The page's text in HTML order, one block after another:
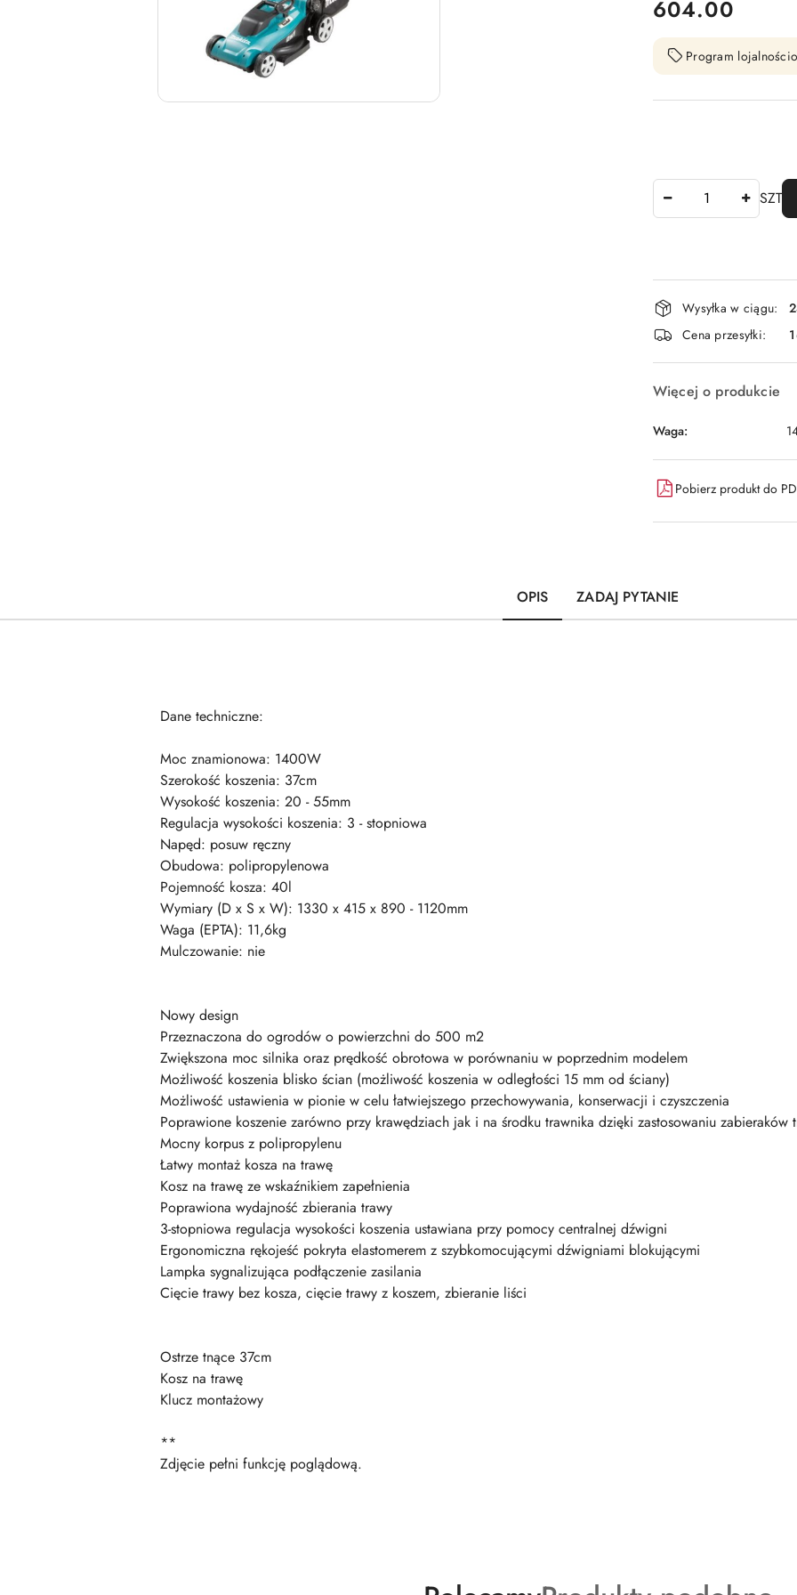
cena:
604.00
Program
SZT
Dostępność
i
dostawa
Wysyłka w ciągu:
Cena przesyłki:
Więcej o produkcie
Waga:
Pobierz produkt do
OPIS ZADAJ PYTANIE
Dane techniczne:
Moc znamionowa: 1400W
Szerokość koszenia: 37cm
Wysokość koszenia: 20 - 55mm
Regulacja wysokości koszenia: 3 - stopniowa
Napęd: posuw ręczny
Obudowa: polipropylenowa
Pojemność kosza: 40l
Wymiary (D x S x W): 1330 x 415 x 890 - 1120mm
Waga (EPTA): 11,6kg
Mulczowanie: nie
Nowy design
Przeznaczona do ogrodów o powierzchni do 500 m2
Zwiększona moc silnika oraz prędkość obrotowa w porównaniu w poprzednim modelem
Możliwość koszenia blisko ścian (możliwość koszenia w odległości 15 mm od ściany)
Możliwość ustawienia w pionie w celu łatwiejszego przechowywania, konserwacji i czyszczenia
Poprawione koszenie zarówno przy krawędziach jak i na środku trawnika dzięki zastosowaniu
Mocny korpus z polipropylenu
Łatwy montaż kosza na trawę
Kosz na trawę ze wskaźnikiem zapełnienia
Poprawiona wydajność zbierania trawy
3-stopniowa regulacja wysokości koszenia ustawiana przy pomocy centralnej dźwigni
Ergonomiczna rękojeść pokryta elastomerem z szybkomocującymi dźwigniami blokującymi
Lampka sygnalizująca podłączenie zasilania
Cięcie trawy bez kosza, cięcie trawy z koszem, zbieranie liści
Ostrze tnące 37cm
Kosz na trawę
Klucz montażowy
**
Zdjęcie pełni funkcję poglądową.